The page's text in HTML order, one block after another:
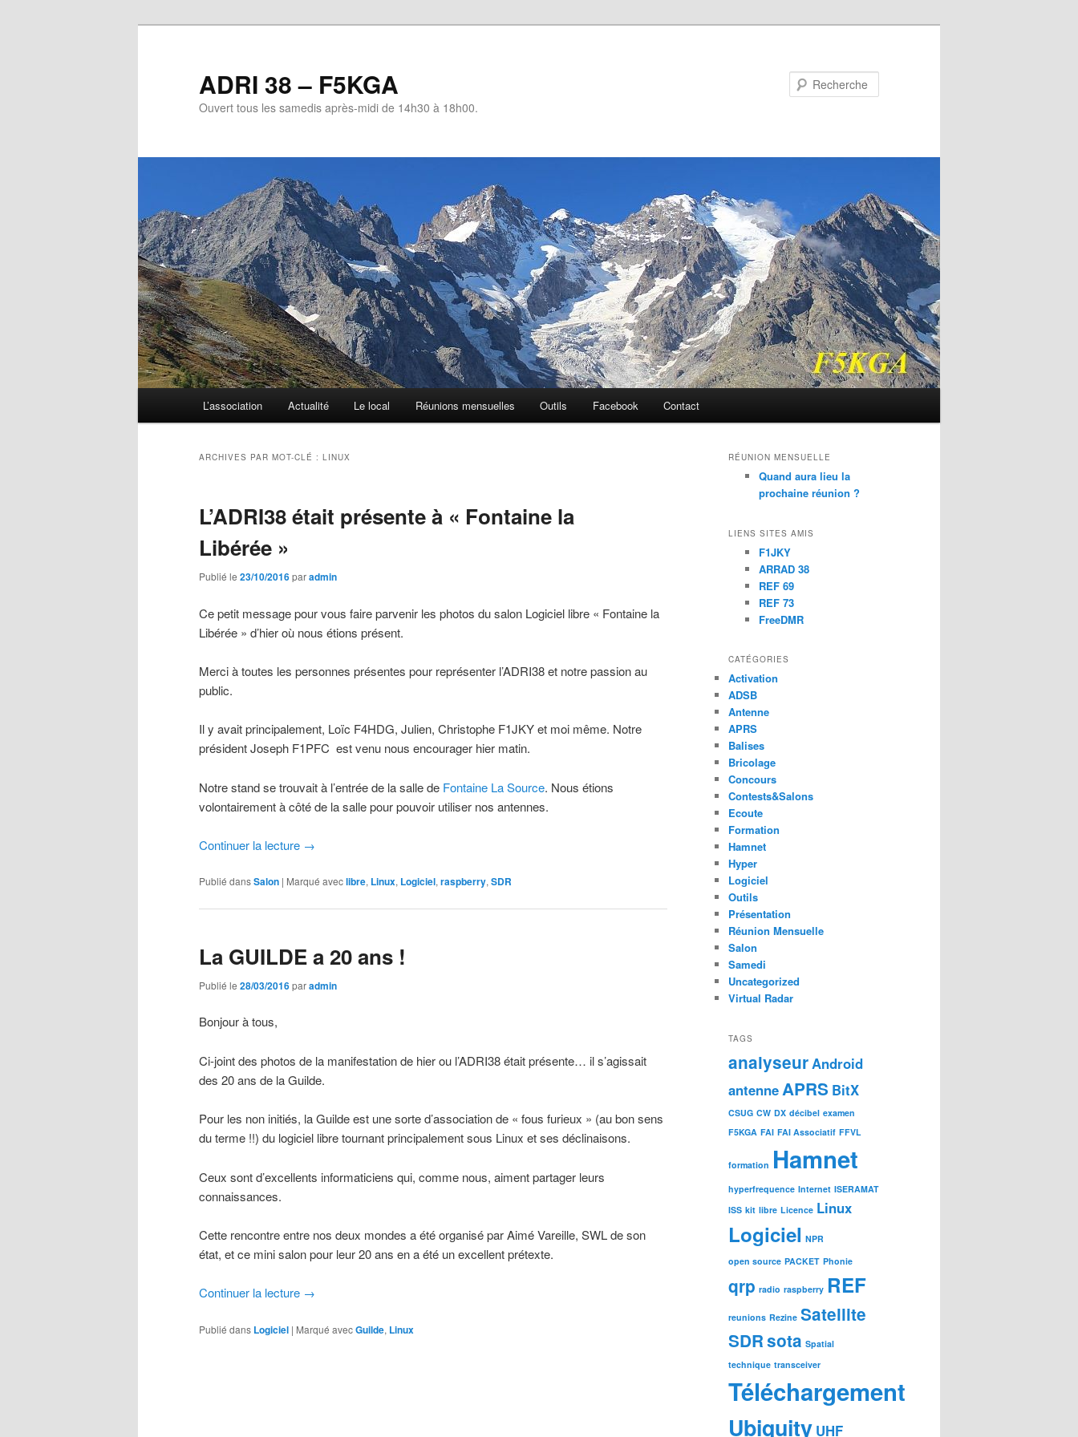
ADRI 38 – F5KGA
Ouvert tous les samedis après-midi de 14h30 à 18h00.
L’association Actualité Le local Réunions mensuelles Outils Facebook Contact
ARCHIVES PAR MOT-CLÉ : LINUX
L’ADRI38 était présente à « Fontaine la
Libérée »
Publié le 23/10/2016paradmin
Ce petit message pour vous faire parvenir les photos du salon Logiciel libre « Fontaine la
Libérée » d’hier où nous étions présent.
Merci à toutes les personnes présentes pour représenter l’ADRI38 et notre passion au
public.
Il y avait principalement, Loïc F4HDG, Julien, Christophe F1JKY et moi même. Notre
président Joseph F1PFC est venu nous encourager hier matin.
Notre stand se trouvait à l’entrée de la salle de Fontaine La Source. Nous étions
volontairement à côté de la salle pour pouvoir utiliser nos antennes.
Continuer la lecture →
Publié dansSalon | Marqué aveclibre, Linux, Logiciel,raspberry,SDR
La GUILDE a 20 ans !
Publié le 28/03/2016paradmin
Bonjour à tous,
Ci-joint des photos de la manifestation de hier ou l’ADRI38 était présente… il s’agissait
des 20 ans de la Guilde.
Pour les non initiés, la Guilde est une sorte d’association de « fous furieux » (au bon sens
du terme !!) du logiciel libre tournant principalement sous Linux et ses déclinaisons.
Ceux sont d’excellents informaticiens qui, comme nous, aiment partager leurs
connaissances.
Cette rencontre entre nos deux mondes a été organisé par Aimé Vareille, SWL de son
état, et ce mini salon pour leur 20 ans en a été un excellent prétexte.
Continuer la lecture →
Publié dans Logiciel | Marqué avecGuilde, Linux
RÉUNION MENSUELLE
Quand aura lieu la
prochaine réunion ?
LIENS SITES AMIS
F1JKY
ARRAD 38
REF 69
REF 73
FreeDMR
CATÉGORIES
Activation
ADSB
Antenne
APRS
Balises
Bricolage
Concours
Contests&Salons
Ecoute
Formation
Hamnet
Hyper
Logiciel
Outils
Présentation
Réunion Mensuelle
Salon
Samedi
Uncategorized
Virtual Radar
TAGS
analyseur Android
antenne APRS BitX
CSUG CW DX décibel examen
F5KGA FAI FAI Associatif FFVL
formation Hamnet
hyperfrequence Internet ISERAMAT
ISS kit libre Licence Linux
Logiciel NPR
open source PACKET Phonie
qrp radio raspberry REF
reunions Rezine Satellite
SDRsota Spatial
technique transceiver
Téléchargement
Ubiquity UHF